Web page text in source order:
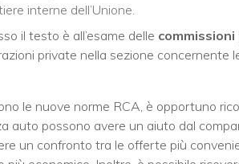
interne dell’Unione.
il testo è all’esame delle
private nella sezione concernente
le nuove norme RCA, è opportuno
auto possono avere un aiuto dal
un confronto tra le offerte più